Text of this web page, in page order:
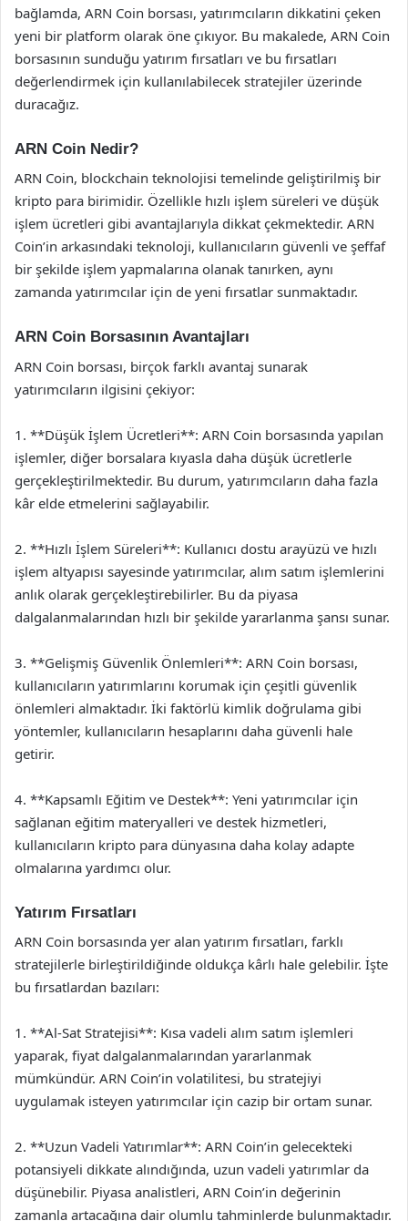
bağlamda, ARN Coin borsası, yatırımcıların dikkatini çeken
yeni bir platform olarak öne çıkıyor. Bu makalede, ARN Coin
borsasının sunduğu yatırım fırsatları ve bu fırsatları
değerlendirmek için kullanılabilecek stratejiler üzerinde
duracağız.
ARN Coin Nedir?
ARN Coin, blockchain teknolojisi temelinde geliştirilmiş bir
kripto para birimidir. Özellikle hızlı işlem süreleri ve düşük
işlem ücretleri gibi avantajlarıyla dikkat çekmektedir. ARN
Coin’in arkasındaki teknoloji, kullanıcıların güvenli ve şeffaf
bir şekilde işlem yapmalarına olanak tanırken, aynı
zamanda yatırımcılar için de yeni fırsatlar sunmaktadır.
ARN Coin Borsasının Avantajları
ARN Coin borsası, birçok farklı avantaj sunarak
yatırımcıların ilgisini çekiyor:
1. **Düşük İşlem Ücretleri**: ARN Coin borsasında yapılan
işlemler, diğer borsalara kıyasla daha düşük ücretlerle
gerçekleştirilmektedir. Bu durum, yatırımcıların daha fazla
kâr elde etmelerini sağlayabilir.
2. **Hızlı İşlem Süreleri**: Kullanıcı dostu arayüzü ve hızlı
işlem altyapısı sayesinde yatırımcılar, alım satım işlemlerini
anlık olarak gerçekleştirebilirler. Bu da piyasa
dalgalanmalarından hızlı bir şekilde yararlanma şansı sunar.
3. **Gelişmiş Güvenlik Önlemleri**: ARN Coin borsası,
kullanıcıların yatırımlarını korumak için çeşitli güvenlik
önlemleri almaktadır. İki faktörlü kimlik doğrulama gibi
yöntemler, kullanıcıların hesaplarını daha güvenli hale
getirir.
4. **Kapsamlı Eğitim ve Destek**: Yeni yatırımcılar için
sağlanan eğitim materyalleri ve destek hizmetleri,
kullanıcıların kripto para dünyasına daha kolay adapte
olmalarına yardımcı olur.
Yatırım Fırsatları
ARN Coin borsasında yer alan yatırım fırsatları, farklı
stratejilerle birleştirildiğinde oldukça kârlı hale gelebilir. İşte
bu fırsatlardan bazıları:
1. **Al-Sat Stratejisi**: Kısa vadeli alım satım işlemleri
yaparak, fiyat dalgalanmalarından yararlanmak
mümkündür. ARN Coin’in volatilitesi, bu stratejiyi
uygulamak isteyen yatırımcılar için cazip bir ortam sunar.
2. **Uzun Vadeli Yatırımlar**: ARN Coin’in gelecekteki
potansiyeli dikkate alındığında, uzun vadeli yatırımlar da
düşünebilir. Piyasa analistleri, ARN Coin’in değerinin
zamanla artacağına dair olumlu tahminlerde bulunmaktadır.